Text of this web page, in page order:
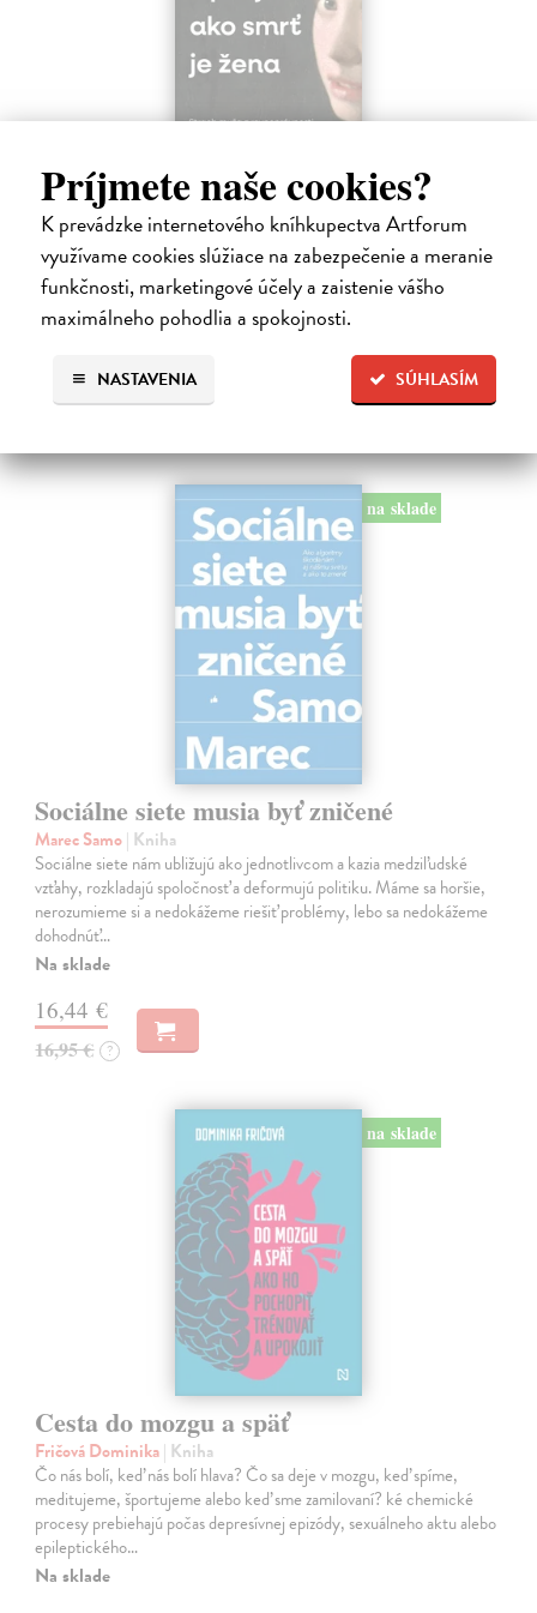
Príjmete naše cookies?
K prevádzke internetového kníhkupectva Artforum
využívame cookies slúžiace na zabezpečenie a meranie
funkčnosti, marketingové účely a zaistenie vášho
maximálneho pohodlia a spokojnosti.
SÚHLASÍM
NASTAVENIA
Trpkejšia ako smrť je žena
Marneros Andreas| Kniha
JE TO MOŽNO NAJVÄČŠIA REVOLÚCIA NAŠICH DNÍ:
rovnocennosť a rovnoprávnosť ženy a muža. Vojna a mier medzi
pohlaviami sa však nezačali feminizmom 20. storočia, ale ich
spolužitím.
22,05 €
na sklade
Sociálne siete musia byť zničené
Marec Samo| Kniha
Sociálne siete nám ubližujú ako jednotlivcom a kazia medziľudské
vzťahy, rozkladajú spoločnosť a deformujú politiku. Máme sa horšie,
nerozumieme si a nedokážeme riešiť problémy, lebo sa nedokážeme
dohodnúť…
Na sklade
16,44 €
16,95 € ?
na sklade
Cesta do mozgu a späť
Fričová Dominika| Kniha
Čo nás bolí, keď nás bolí hlava? Čo sa deje v mozgu, keď spíme,
meditujeme, športujeme alebo keď sme zamilovaní? ké chemické
procesy prebiehajú počas depresívnej epizódy, sexuálneho aktu alebo
epileptického…
Na sklade